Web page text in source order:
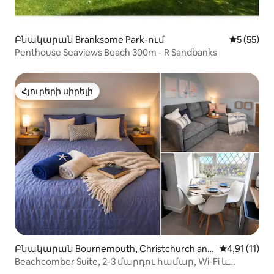
Բնակարան Branksome Park-ում Միջին
5 (55)
Penthouse Seaviews Beach 300m - R Sandbanks
Հյուրերի սիրելի
Հյուրերի սիրելի
Բնակարան Bournemouth, Christchurch and
Poole-ում
Միջին
4,91 (11)
Beachcomber Suite, 2-3 մարդու համար, Wi-Fi և